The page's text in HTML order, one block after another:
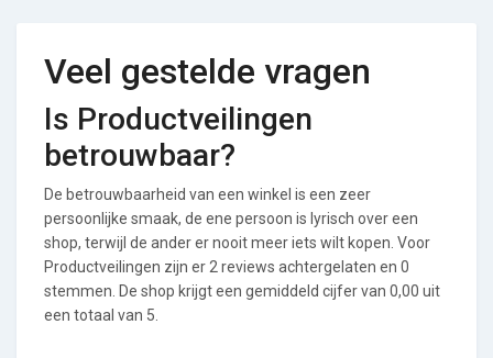
Veel gestelde vragen
Is Productveilingen
betrouwbaar?
De betrouwbaarheid van een winkel is een zeer
persoonlijke smaak, de ene persoon is lyrisch over een
shop, terwijl de ander er nooit meer iets wilt kopen. Voor
Productveilingen zijn er 2 reviews achtergelaten en 0
stemmen. De shop krijgt een gemiddeld cijfer van 0,00 uit
een totaal van 5.